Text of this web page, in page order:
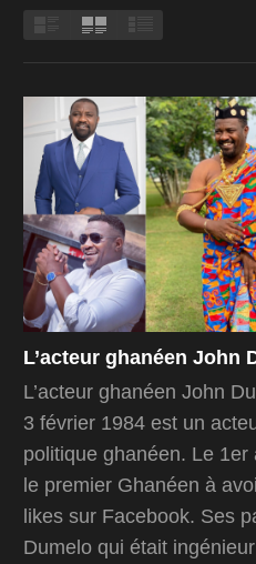
L’acteur ghanéen John
L’acteur ghanéen John
3 février 1984 est un
politique ghanéen. Le
le premier Ghanéen à
likes sur Facebook. Ses
Dumelo qui était